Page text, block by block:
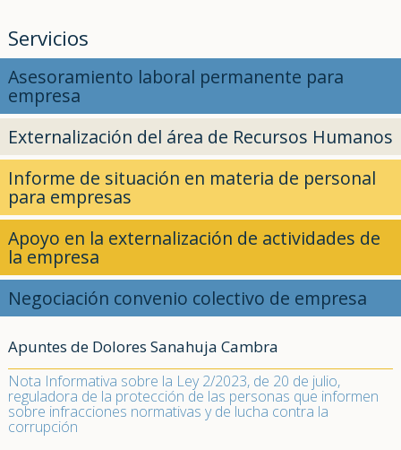
Servicios
Asesoramiento laboral permanente para
empresa
Externalización del área de Recursos Humanos
Informe de situación en materia de personal
para empresas
Apoyo en la externalización de actividades de
la empresa
Negociación convenio colectivo de empresa
Apuntes de Dolores Sanahuja Cambra
Nota Informativa sobre la Ley 2/2023, de 20 de julio,
reguladora de la protección de las personas que informen
sobre infracciones normativas y de lucha contra la
corrupción